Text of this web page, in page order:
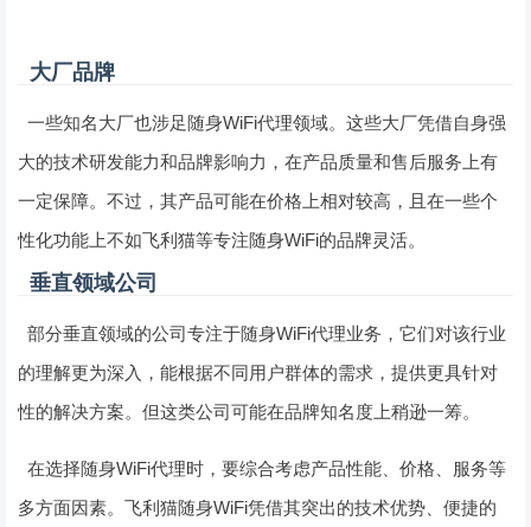
大厂品牌
一些知名大厂也涉足随身WiFi代理领域。这些大厂凭借自身强
大的技术研发能力和品牌影响力，在产品质量和售后服务上有
一定保障。不过，其产品可能在价格上相对较高，且在一些个
性化功能上不如飞利猫等专注随身WiFi的品牌灵活。
垂直领域公司
部分垂直领域的公司专注于随身WiFi代理业务，它们对该行业
的理解更为深入，能根据不同用户群体的需求，提供更具针对
性的解决方案。但这类公司可能在品牌知名度上稍逊一筹。
在选择随身WiFi代理时，要综合考虑产品性能、价格、服务等
多方面因素。飞利猫随身WiFi凭借其突出的技术优势、便捷的